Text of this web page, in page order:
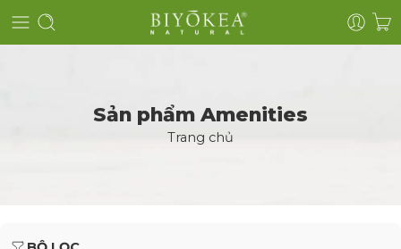
Sản phẩm Amenities
Trang chủ